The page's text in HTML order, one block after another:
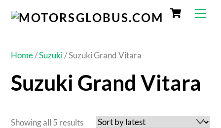
Home/Suzuki/ Suzuki Grand Vitara
Suzuki Grand Vitara
Showing all 5 results